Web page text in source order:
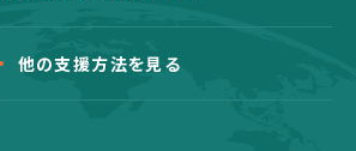
他の支援方法を見る